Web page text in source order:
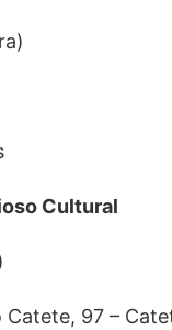
Cultural
97 –